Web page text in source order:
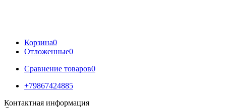
Корзина0
Отложенные0
Сравнение товаров0
+79867424885
Контактная информация